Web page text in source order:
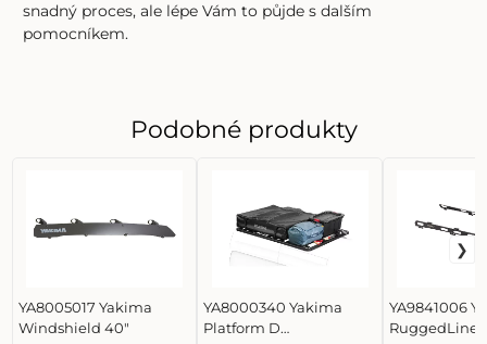
snadný proces, ale lépe Vám to půjde s dalším
pomocníkem.
Podobné produkty
YA8005017 Yakima
Windshield 40"
YA8000340 Yakima
Platform D
YA9841006
RuggedLine